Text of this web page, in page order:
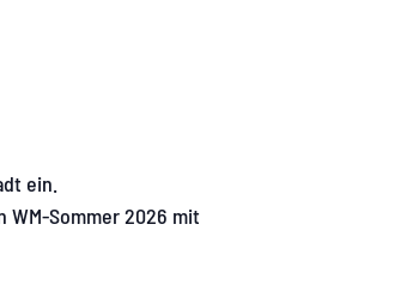
ein.
WM-Sommer 2026 mit